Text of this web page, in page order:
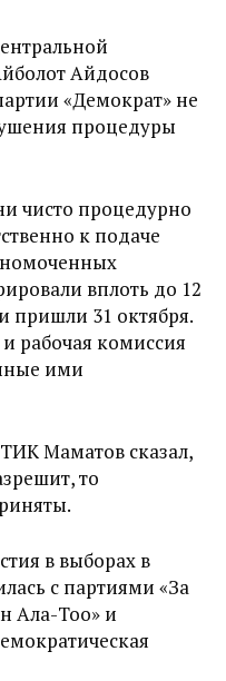
Айдосов
«Демократ» не
процедуры
чисто процедурно
к подаче
вплоть до 12
пришли 31 октября.
рабочая комиссия
ими
Маматов сказал,
то
в выборах в
с партиями «За
Ала-Тоо» и